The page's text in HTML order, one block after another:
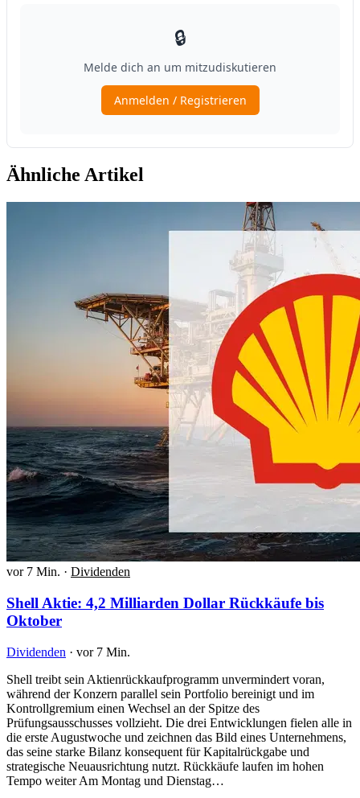
Ähnliche Artikel
vor 7 Min. · Dividenden
Shell Aktie: 4,2 Milliarden Dollar Rückkäufe bis
Oktober
Dividenden · vor 7 Min.
Shell treibt sein Aktienrückkaufprogramm unvermindert voran,
während der Konzern parallel sein Portfolio bereinigt und im
Kontrollgremium einen Wechsel an der Spitze des
Prüfungsausschusses vollzieht. Die drei Entwicklungen fielen alle in
die erste Augustwoche und zeichnen das Bild eines Unternehmens,
das seine starke Bilanz konsequent für Kapitalrückgabe und
strategische Neuausrichtung nutzt. Rückkäufe laufen im hohen
Tempo weiter Am Montag und Dienstag…